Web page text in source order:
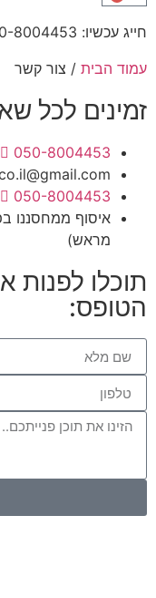
חייג עכשיו: 050-8004453
עמוד הבית / צור קשר
זמינים לכל
050-8004453
050-8004453
איסוף ממחסננו
מראש)
תוכלו לפנות
הטופס: